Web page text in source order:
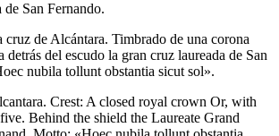
San Fernando.
cruz de Alcántara. Timbrado de una corona
detrás del escudo la gran cruz laureada de San
nubila tollunt obstantia sicut sol».
Crest: A closed royal crown Or, with
Behind the shield the Laureate Grand